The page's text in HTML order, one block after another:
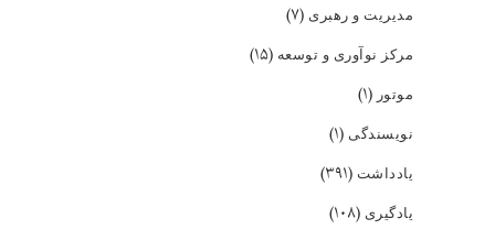
مدیریت و رهبری (۷)
مرکز نوآوری و توسعه (۱۵)
موتور (۱)
نویسندگی (۱)
یادداشت (۳۹۱)
یادگیری (۱۰۸)